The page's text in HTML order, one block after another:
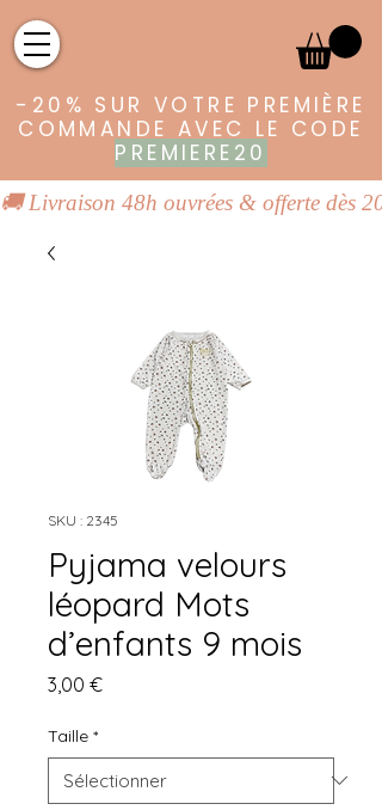
-20% SUR VOTRE PREMIÈRE
COMMANDE AVEC LE CODE
PREMIERE20
🚚 Livraison 48h ouvrées & offerte dès
SKU : 2345
Pyjama velours
léopard Mots
d’enfants 9 mois
3,00 €Prix
Taille *